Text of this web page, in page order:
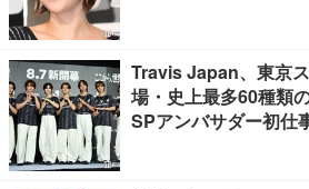
Travis Japan、東京
場・史上最多60種類
SPアンバサダー初仕